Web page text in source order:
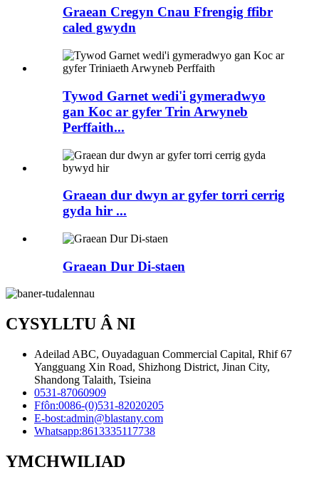
Graean Cregyn Cnau Ffrengig ffibr
caled gwydn
Tywod Garnet wedi'i gymeradwyo
gan Koc ar gyfer Trin Arwyneb
Perffaith...
Graean dur dwyn ar gyfer torri cerrig
gyda hir ...
Graean Dur Di-staen
CYSYLLTU Â NI
Adeilad ABC, Ouyadaguan Commercial Capital, Rhif 67
Yangguang Xin Road, Shizhong District, Jinan City,
Shandong Talaith, Tsieina
0531-87060909
Ffôn:0086-(0)531-82020205
E-bost:admin@blastany.com
Whatsapp:8613335117738
YMCHWILIAD